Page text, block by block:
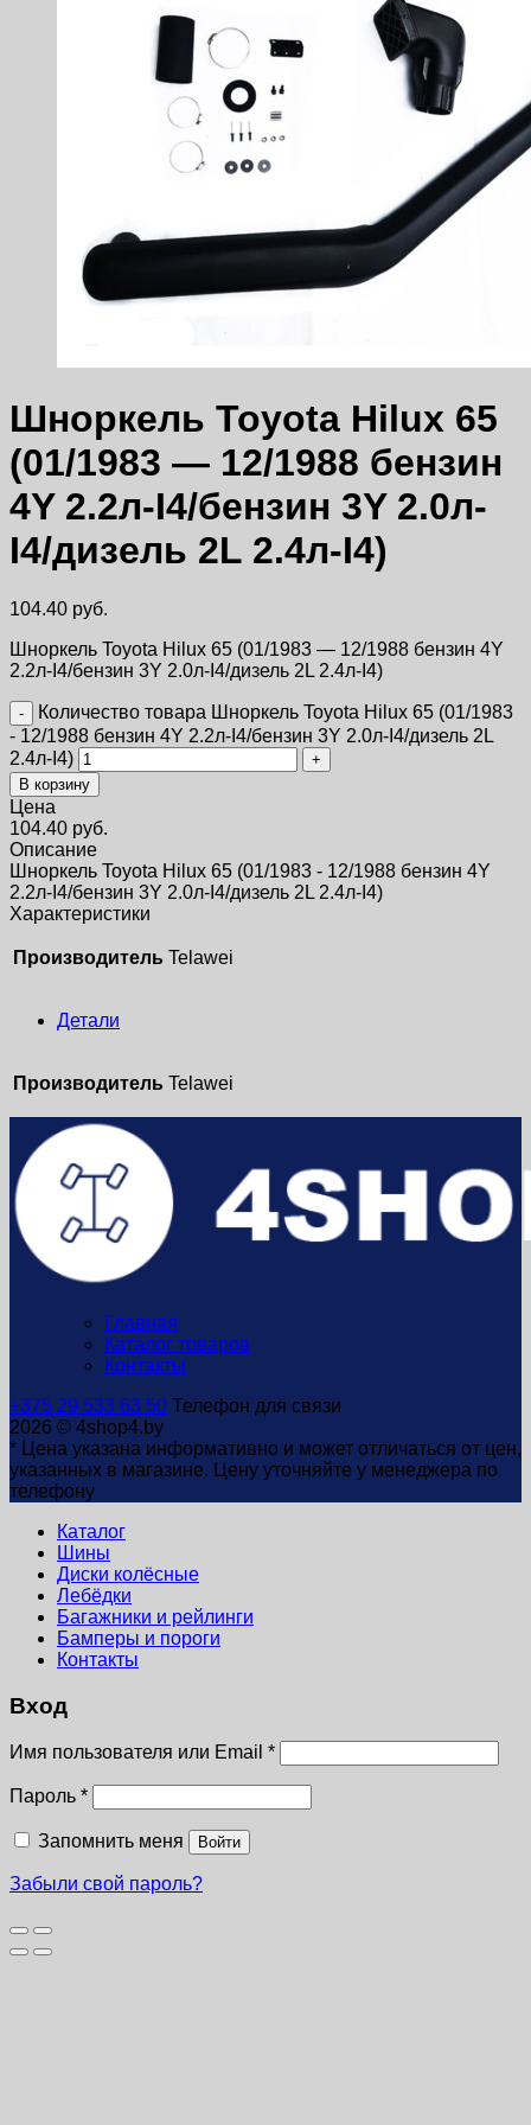
Шноркель Toyota Hilux 65
(01/1983 — 12/1988 бензин
4Y 2.2л-I4/бензин 3Y 2.0л-
I4/дизель 2L 2.4л-I4)
104.40 руб.
Шноркель Toyota Hilux 65 (01/1983 — 12/1988 бензин 4Y
2.2л-I4/бензин 3Y 2.0л-I4/дизель 2L 2.4л-I4)
Количество товара Шноркель Toyota Hilux 65 (01/1983
- 12/1988 бензин 4Y 2.2л-I4/бензин 3Y 2.0л-I4/дизель 2L
2.4л-I4)
В корзину
Цена
104.40 руб.
Описание
Шноркель Toyota Hilux 65 (01/1983 - 12/1988 бензин 4Y
2.2л-I4/бензин 3Y 2.0л-I4/дизель 2L 2.4л-I4)
Характеристики
Производитель Telawei
Детали
Производитель Telawei
Главная
Каталог товаров
Контакты
+375 29 533 63 50 Телефон для связи
2026 © 4shop4.by
* Цена указана информативно и может отличаться от цен,
указанных в магазине. Цену уточняйте у менеджера по
телефону
Каталог
Шины
Диски колёсные
Лебёдки
Багажники и рейлинги
Бамперы и пороги
Контакты
Вход
Имя пользователя или Email *
Пароль *
Запомнить меня Войти
Забыли свой пароль?